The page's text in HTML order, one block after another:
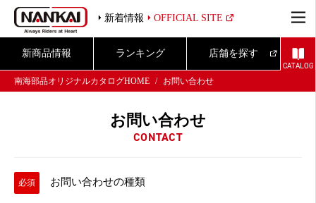
新着情報 OFFICIAL SITE
新商品情報 ランキング 店舗を探す
CATALOG
南海部品オリジナルカタログHOME
お問い合わせ
お問い合わせ
CONTACT
必須 お問い合わせの種類